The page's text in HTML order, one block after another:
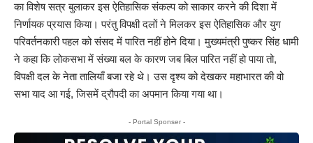
का विशेष सत्र बुलाकर इस ऐतिहासिक संकल्प को साकार करने की दिशा में
निर्णायक प्रयास किया। परंतु विपक्षी दलों ने मिलकर इस ऐतिहासिक और युग
परिवर्तनकारी पहल को संसद में पारित नहीं होने दिया। मुख्यमंत्री पुष्कर सिंह धामी
ने कहा कि लोकसभा में संख्या बल के कारण जब बिल पारित नहीं हो पाया तो,
विपक्षी दल के नेता तालियाँ बजा रहे थे। उस दृश्य को देखकर महाभारत की वो
सभा याद आ गई, जिसमें द्रौपदी का अपमान किया गया था।
- Portal Sponser -